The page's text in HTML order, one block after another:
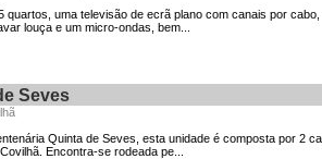
quartos, uma televisão de ecrã plano com canais por
louça e um micro-ondas, bem...
Seves
Quinta de Seves, esta unidade é composta por 2
Encontra-se rodeada pe...